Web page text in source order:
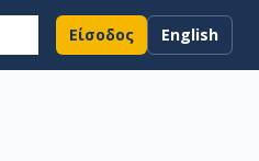
Είσοδος English